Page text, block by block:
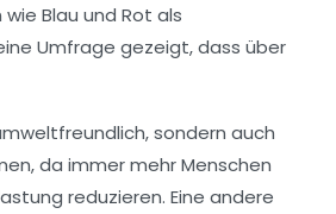
wie Blau und Rot als
Umfrage gezeigt, dass über
sondern auch
da immer mehr Menschen
reduzieren. Eine andere